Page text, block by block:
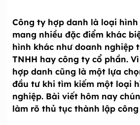
Công ty hợp danh là loại
mang nhiều đặc điểm khác
hình khác như doanh nghiệp
TNHH hay công ty cổ phần.
hợp danh cũng là một lựa
đầu tư khi tìm kiếm một loại
nghiệp. Bài viết hôm nay
làm rõ thủ tục thành lập